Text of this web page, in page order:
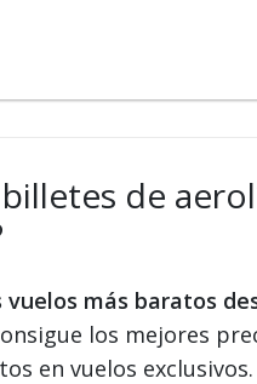
de
más baratos
los mejores
en vuelos